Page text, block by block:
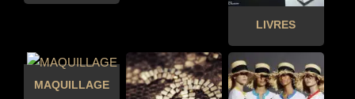
LIVRES
MAQUILLAGE